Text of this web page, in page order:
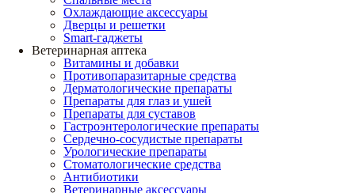
Охлаждающие аксессуары
Дверцы и решетки
Smart-гаджеты
Ветеринарная аптека
Витамины и добавки
Противопаразитарные средства
Дерматологические препараты
Препараты для глаз и ушей
Препараты для суставов
Гастроэнтерологические препараты
Сердечно-сосудистые препараты
Урологические препараты
Стоматологические средства
Антибиотики
Ветеринарные аксессуары